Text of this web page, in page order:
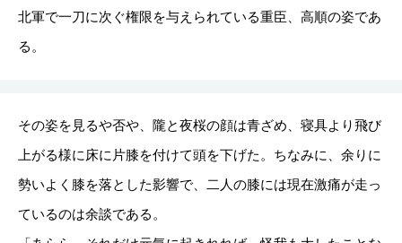
北軍で一刀に次ぐ権限を与えられている重臣、高順の姿であ
る。
その姿を見るや否や、隴と夜桜の顔は青ざめ、寝具より飛び
上がる様に床に片膝を付けて頭を下げた。ちなみに、余りに
勢いよく膝を落とした影響で、二人の膝には現在激痛が走っ
ているのは余談である。